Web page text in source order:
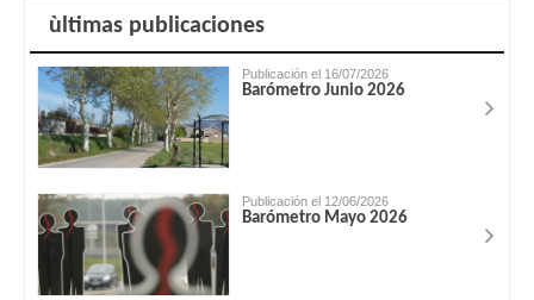
ùltimas publicaciones
Publicación el 16/07/2026
Barómetro Junio 2026
Publicación el 12/06/2026
Barómetro Mayo 2026